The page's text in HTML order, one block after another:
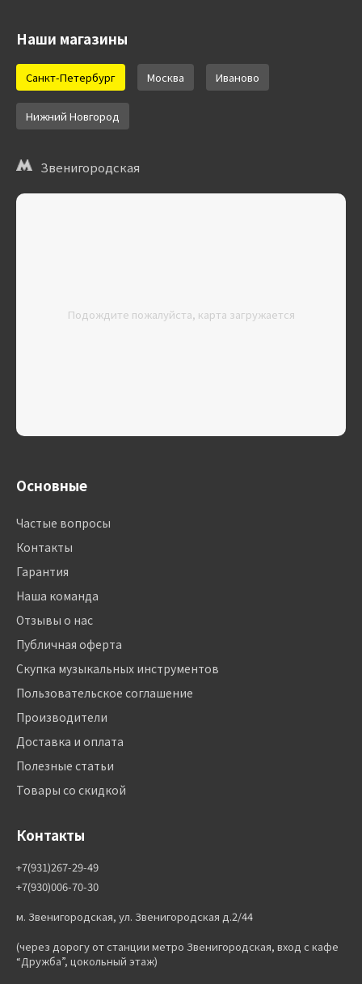
Наши магазины
Санкт-Петербург Москва Иваново
Нижний Новгород
Звенигородская
Подождите пожалуйста, карта загружается
Основные
Частые вопросы
Контакты
Гарантия
Наша команда
Отзывы о нас
Публичная оферта
Скупка музыкальных инструментов
Пользовательское соглашение
Производители
Доставка и оплата
Полезные статьи
Товары со скидкой
Контакты
+7(931)267-29-49
+7(930)006-70-30
м. Звенигородская, ул. Звенигородская д.2/44
(через дорогу от станции метро Звенигородская, вход с кафе
“Дружба”, цокольный этаж)